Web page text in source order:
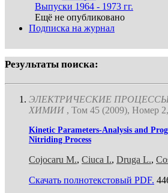
Выпуски 1964 - 1973 гг.
Ещё не опубликовано
Подписка на журнал
Результаты поиска:
ЭЛЕКТРИЧЕСКИЕ
ХИМИИ , Том 45 (2009), Номер
Kinetic Parameters-Analysis and
Nitriding Process
Cojocaru M., Ciuca I., Druga L.,
Скачать полнотекстовый PDF.